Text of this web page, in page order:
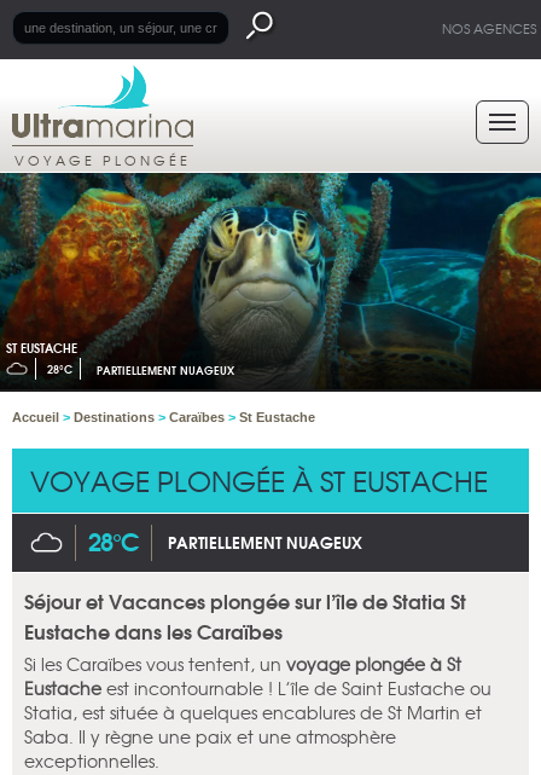
NOS AGENCES
VOYAGE PLONGÉE
ST EUSTACHE
28°C PARTIELLEMENT NUAGEUX
Accueil > Destinations > Caraïbes > St Eustache
VOYAGE PLONGÉE À ST EUSTACHE
28°C PARTIELLEMENT NUAGEUX
Séjour et Vacances plongée sur l’île de Statia St
Eustache dans les Caraïbes
Si les Caraïbes vous tentent, un voyage plongée à St
Eustache est incontournable ! L’île de Saint Eustache ou
Statia, est située à quelques encablures de St Martin et
Saba. Il y règne une paix et une atmosphère
exceptionnelles.